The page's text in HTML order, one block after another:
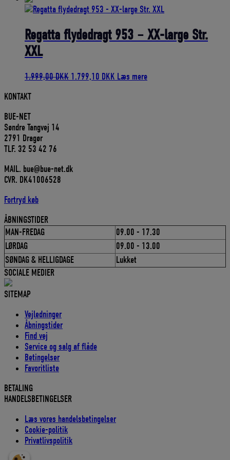
pris
1.199,00 DKK.
pris
1.079,10 DKK.
Regatta flydedragt 953 – XX-large Str.
XXL
1.999,00DKK Den
1.799,10 DKK Den
Læs mere
KONTAKT
BUE-NET
Søndre Tangvej 14
2791 Dragør
TLF. 32 53 42 76
MAIL. bue@bue-net.dk
CVR. DK41006528
Fortryd køb
ÅBNINGSTIDER
MAN-FREDAG
09.00 - 17.30
LØRDAG
09.00 - 13.00
SØNDAG & HELLIGDAGE
Lukket
SOCIALE MEDIER
SITEMAP
Vejledninger
Åbningstider
Find vej
Service og salg af flåde
Betingelser
Favoritliste
BETALING
HANDELSBETINGELSER
Læs vores handelsbetingelser
Cookie-politik
Privatlivspolitik